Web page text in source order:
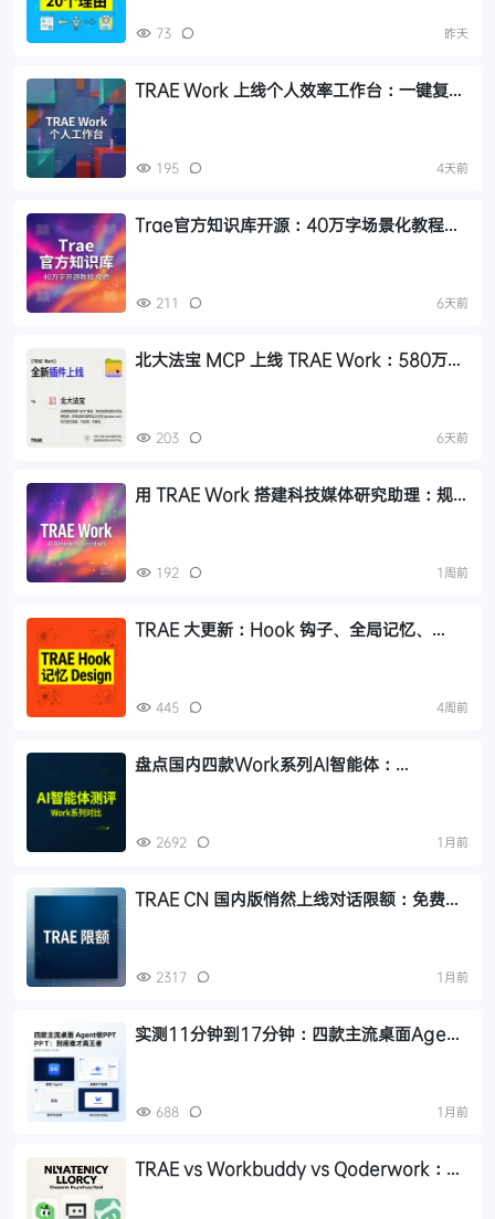
73 昨天
TRAE Work 上线个人效率工作台：一键复
195 4天前
Trae官方知识库开源：40万字场景化教程覆
211 6天前
北大法宝 MCP 上线 TRAE Work：580万法
203 6天前
用 TRAE Work 搭建科技媒体研究助理：规
192 1周前
TRAE 大更新：Hook 钩子、全局记忆、
445 4周前
盘点国内四款Work系列AI智能体：
2692 1月前
TRAE CN 国内版悄然上线对话限额：免费及
2317 1月前
实测11分钟到17分钟：四款主流桌面Agent
688 1月前
TRAE vs Workbuddy vs Qoderwork：国